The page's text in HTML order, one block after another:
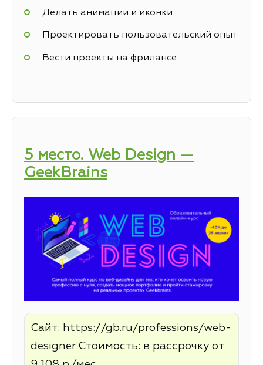
Делать анимации и иконки
Проектировать пользовательский опыт
Вести проекты на фрилансе
5 место. Web Design —
GeekBrains
Сайт: https://gb.ru/professions/web-
designer Стоимость: в рассрочку от